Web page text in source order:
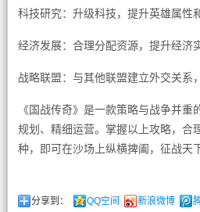
科技研究：升级科技，提升英雄属性
经济发展：合理分配资源，提升经济
战略联盟：与其他联盟建立外交关系
《国战传奇》是一款策略与战争并
规划、精细运营。掌握以上攻略，合
种，即可在沙场上纵横捭阖，征战天下
分享到： QQ空间 新浪微博